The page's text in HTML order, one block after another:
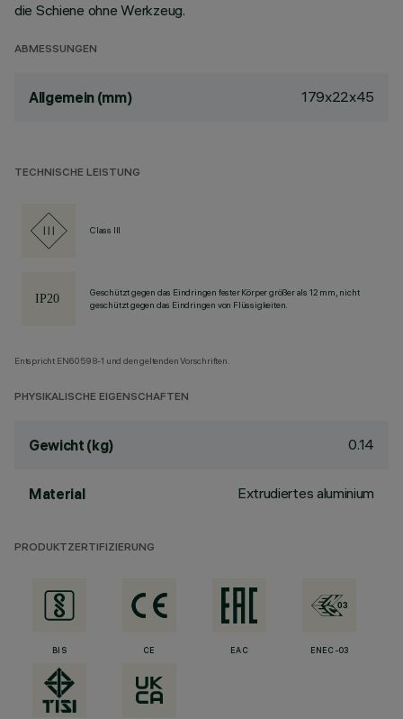
die Schiene ohne Werkzeug.
ABMESSUNGEN
Allgemein (mm) 179x22x45
TECHNISCHE LEISTUNG
Class III
Geschützt gegen das Eindringen fester Körper größer als 12 mm, nicht
geschützt gegen das Eindringen von Flüssigkeiten.
Entspricht EN60598-1 und den geltenden Vorschriften.
PHYSIKALISCHE EIGENSCHAFTEN
Gewicht (kg) 0.14
Material Extrudiertes aluminium
PRODUKTZERTIFIZIERUNG
BIS CE EAC ENEC-03